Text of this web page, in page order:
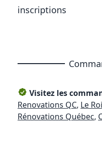
inscriptions
Visitez les
Renovations QC, Le
Rénovations Québec,